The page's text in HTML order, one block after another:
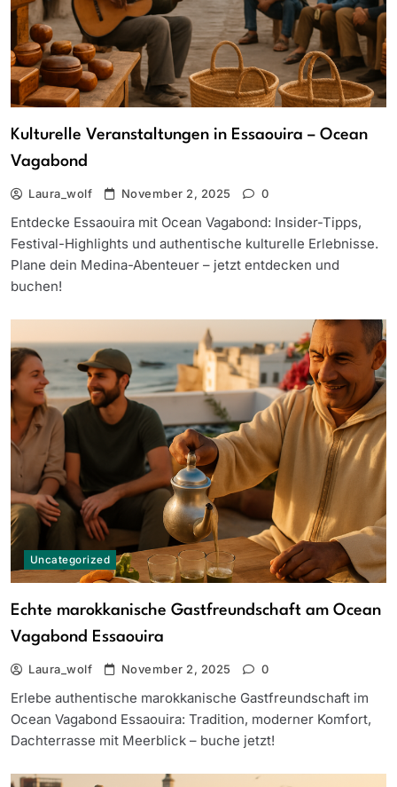
Kulturelle Veranstaltungen in Essaouira – Ocean
Vagabond
Laura_wolf November 2, 2025 0
Entdecke Essaouira mit Ocean Vagabond: Insider-Tipps,
Festival-Highlights und authentische kulturelle Erlebnisse.
Plane dein Medina-Abenteuer – jetzt entdecken und
buchen!
Uncategorized
Echte marokkanische Gastfreundschaft am Ocean
Vagabond Essaouira
Laura_wolf November 2, 2025 0
Erlebe authentische marokkanische Gastfreundschaft im
Ocean Vagabond Essaouira: Tradition, moderner Komfort,
Dachterrasse mit Meerblick – buche jetzt!